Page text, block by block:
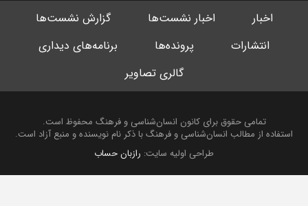
اخبار اخبار نشست‌ها
گزارش نشست‌ها
انتشارات
پرونده‌ها
برنامه‌های دیداری
گالری تصاویر
تمامی حقوق برای کانون انسان‌شناسی و فرهنگ محفوظ است.
استفاده از مطالب انسان‌شناسی و فرهنگ با ذکر نام نویسنده و منبع آزاد است.
طراحی اولیه سایت:رازبان حساب